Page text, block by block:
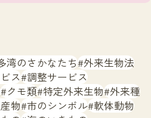
中 大
ェブセンターとは
湾のさかなたち 外来生物法
ス 調整サービス
クモ類 特定外来生物 外来種
物 市のシンボル 軟体動物